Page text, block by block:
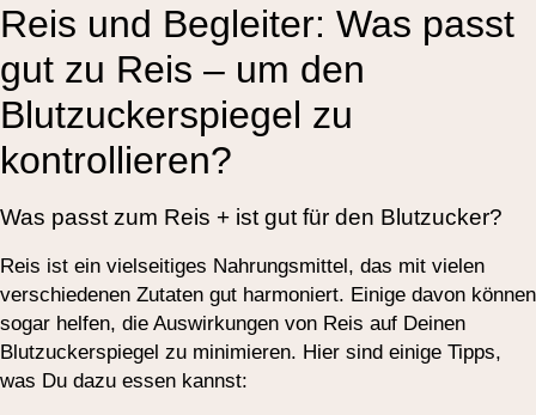
Reis und Begleiter: Was passt
gut zu Reis – um den
Blutzuckerspiegel zu
kontrollieren?
Was passt zum Reis + ist gut für den Blutzucker?
Reis ist ein vielseitiges Nahrungsmittel, das mit vielen
verschiedenen Zutaten gut harmoniert. Einige davon können
sogar helfen, die Auswirkungen von Reis auf Deinen
Blutzuckerspiegel zu minimieren. Hier sind einige Tipps,
was Du dazu essen kannst: